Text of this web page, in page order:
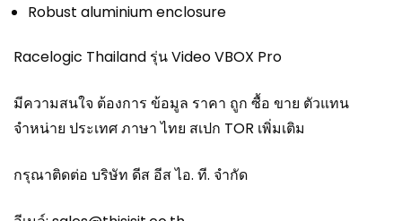
Robust aluminium enclosure
Racelogic Thailand รุ่น Video VBOX Pro
มีความสนใจ ต้องการ ข้อมูล ราคา ถูก ซื้อ ขาย ตัวแทน
จำหน่าย ประเทศ ภาษา ไทย สเปก TOR เพิ่มเติม
กรุณาติดต่อ บริษัท ดีส อีส ไอ. ที. จำกัด